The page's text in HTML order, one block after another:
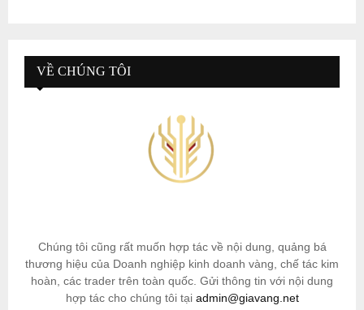
VỀ CHÚNG TÔI
Chúng tôi cũng rất muốn hợp tác về nội dung, quảng bá
thương hiệu của Doanh nghiệp kinh doanh vàng, chế tác kim
hoàn, các trader trên toàn quốc. Gửi thông tin với nội dung
hợp tác cho chúng tôi tại admin@giavang.net